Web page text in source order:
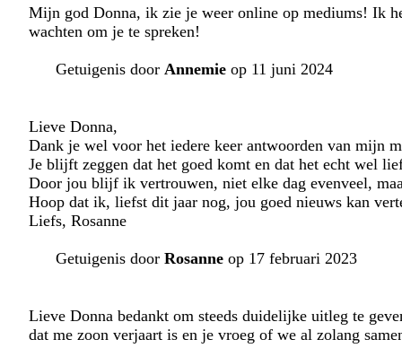
Mijn god Donna, ik zie je weer online op mediums! Ik
wachten om je te spreken!
Getuigenis door Annemie op 11 juni 2024
Lieve Donna,
Dank je wel voor het iedere keer antwoorden van mijn
Je blijft zeggen dat het goed komt en dat het echt wel
Door jou blijf ik vertrouwen, niet elke dag evenveel,
Hoop dat ik, liefst dit jaar nog, jou goed nieuws kan
Liefs, Rosanne
Getuigenis door Rosanne op 17 februari 2023
Lieve Donna bedankt om steeds duidelijke uitleg te
dat me zoon verjaart is en je vroeg of we al zolang